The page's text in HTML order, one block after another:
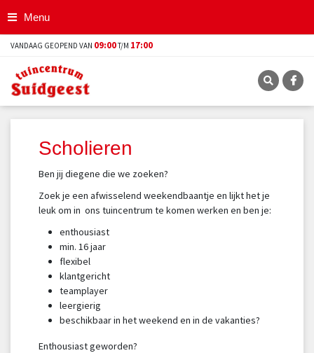
n
o
Menu
VANDAAG GEOPEND VAN 09:00T/M 17:00
Scholieren
Ben jij diegene die we zoeken?
Zoek je een afwisselend weekendbaantje en lijkt het je
leuk om in ons tuincentrum te komen werken en ben je:
enthousiast
min. 16 jaar
flexibel
klantgericht
teamplayer
leergierig
beschikbaar in het weekend en in de vakanties?
Enthousiast geworden?